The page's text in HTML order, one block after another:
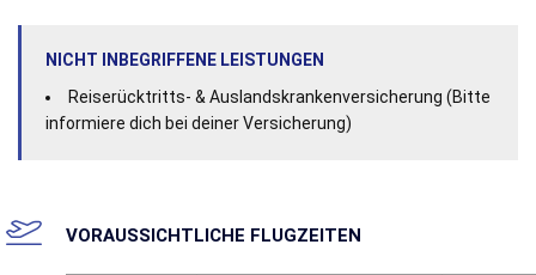
NICHT INBEGRIFFENE LEISTUNGEN
Reiserücktritts- & Auslandskrankenversicherung (Bitte
informiere dich bei deiner Versicherung)
VORAUSSICHTLICHE FLUGZEITEN